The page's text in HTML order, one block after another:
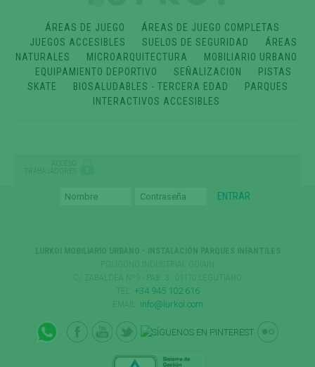
ÁREAS DE JUEGO
ÁREAS DE JUEGO COMPLETAS
JUEGOS ACCESIBLES
SUELOS DE SEGURIDAD
ÁREAS
NATURALES
MICROARQUITECTURA
MOBILIARIO URBANO
EQUIPAMIENTO DEPORTIVO
SEÑALIZACION
PISTAS
SKATE
BIOSALUDABLES - TERCERA EDAD
PARQUES
INTERACTIVOS ACCESIBLES
ACCESO
TRABAJADORES
+34 945 102 616
info@lurkoi.com